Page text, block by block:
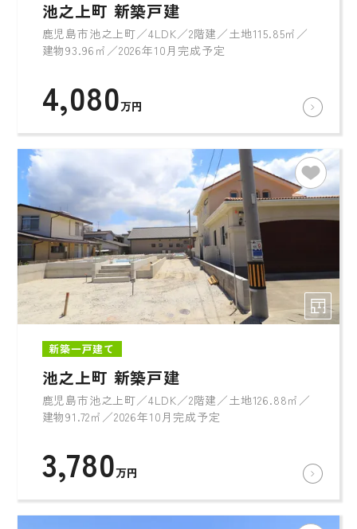
池之上町 新築戸建
鹿児島市池之上町／4LDK／2階建／土地115.85㎡／
建物93.96㎡／2026年10月完成予定
4,080万円
新築一戸建て
池之上町 新築戸建
鹿児島市池之上町／4LDK／2階建／土地126.88㎡／
建物91.72㎡／2026年10月完成予定
3,780万円